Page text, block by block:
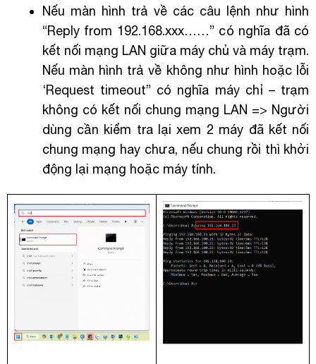
Nếu màn hình trả về các câu lệnh như hình
“Reply from 192.168.xxx……” có nghĩa đã có
kết nối mạng LAN giữa máy chủ và máy trạm.
Nếu màn hình trả về không như hình hoặc lỗi
‘Request timeout” có nghĩa máy chỉ – trạm
không có kết nối chung mạng LAN => Người
dùng cần kiểm tra lại xem 2 máy đã kết nối
chung mạng hay chưa, nếu chung rồi thì khởi
động lại mạng hoặc máy tính.